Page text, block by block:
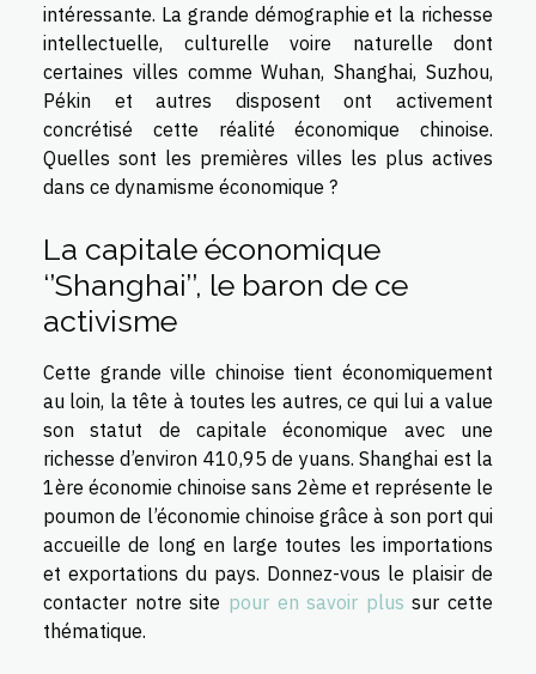
intéressante. La grande démographie et la richesse
intellectuelle, culturelle voire naturelle dont
certaines villes comme Wuhan, Shanghai, Suzhou,
Pékin et autres disposent ont activement
concrétisé cette réalité économique chinoise.
Quelles sont les premières villes les plus actives
dans ce dynamisme économique ?
La capitale économique
‘’Shanghai’’, le baron de ce
activisme
Cette grande ville chinoise tient économiquement
au loin, la tête à toutes les autres, ce qui lui a value
son statut de capitale économique avec une
richesse d’environ 410,95 de yuans. Shanghai est la
1ère économie chinoise sans 2ème et représente le
poumon de l’économie chinoise grâce à son port qui
accueille de long en large toutes les importations
et exportations du pays. Donnez-vous le plaisir de
contacter notre site pour en savoir plus sur cette
thématique.